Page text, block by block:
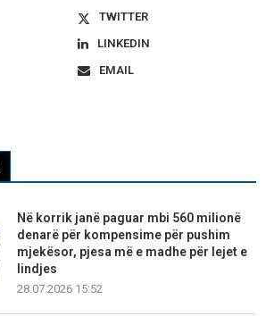
TWITTER
LINKEDIN
EMAIL
Në korrik janë paguar mbi 560 milionë
denarë për kompensime për pushim
mjekësor, pjesa më e madhe për lejet e
lindjes
28.07.2026 15:52